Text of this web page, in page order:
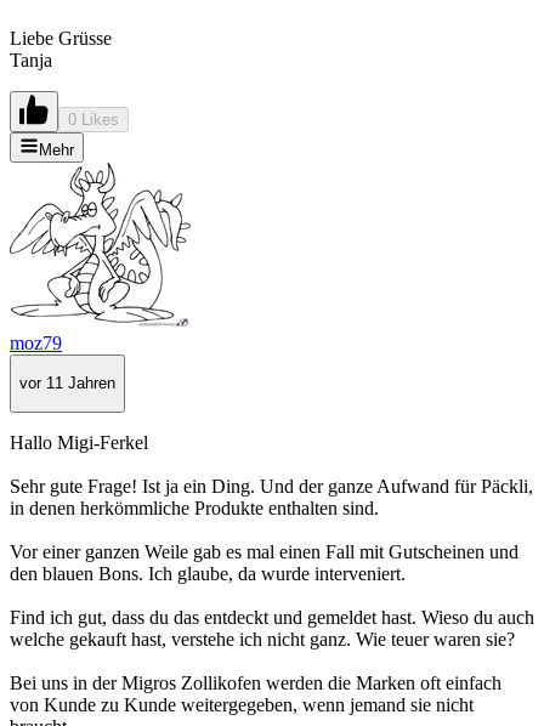
Liebe Grüsse
Tanja
0 Likes
Mehr
moz79
vor 11 Jahren
Hallo Migi-Ferkel
Sehr gute Frage! Ist ja ein Ding. Und der ganze Aufwand für Päckli,
in denen herkömmliche Produkte enthalten sind.
Vor einer ganzen Weile gab es mal einen Fall mit Gutscheinen und
den blauen Bons. Ich glaube, da wurde interveniert.
Find ich gut, dass du das entdeckt und gemeldet hast. Wieso du auch
welche gekauft hast, verstehe ich nicht ganz. Wie teuer waren sie?
Bei uns in der Migros Zollikofen werden die Marken oft einfach
von Kunde zu Kunde weitergegeben, wenn jemand sie nicht